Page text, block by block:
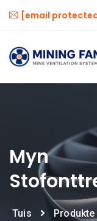
[email
Myn
Tuis Produkte